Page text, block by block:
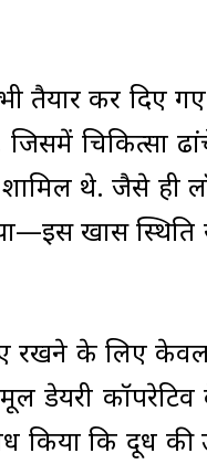
तैयार कर दिए
चिकित्सा
शामिल थे. जैसे ही
खास
रखने के लिए केवल
डेयरी कॉपरेटिव
किया कि दूध की